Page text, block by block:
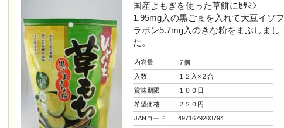
国産よもぎを使った草餅にｾｻﾐﾝ
1.95mg入の黒ごまを入れて大豆イソフ
ラボン5.7mg入のきな粉をまぶしまし
た。
内容量
７個
入数
１２入×２合
賞味期限
１００日
希望価格
２２０円
JANコード
4971679203794